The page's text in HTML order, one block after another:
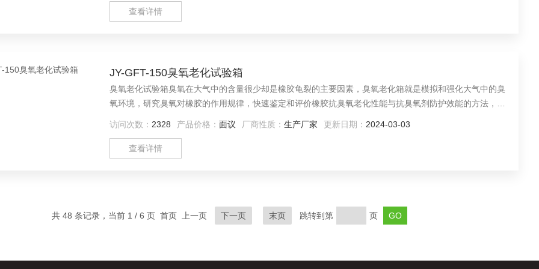
查看详情
JY-GFT-150臭氧老化试验箱
臭氧老化试验箱臭氧在大气中的含量很少却是橡胶龟裂的主要因素，臭氧老化箱就是模拟和强化大气中的臭
氧环境，研究臭氧对橡胶的作用规律，快速鉴定和评价橡胶抗臭氧老化性能与抗臭氧剂防护效能的方法，进
访问次数： 2328 产品价格： 面议 厂商性质： 生产厂家 更新日期： 2024-03-03
查看详情
共 48 条记录，当前 1 / 6 页 首页 上一页 下一页 末页 跳转到第 页